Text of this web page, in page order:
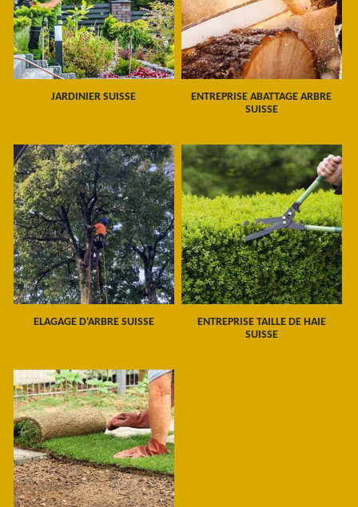
JARDINIER SUISSE
ENTREPRISE ABATTAGE ARBRE
SUISSE
ELAGAGE D'ARBRE SUISSE
ENTREPRISE TAILLE DE HAIE
SUISSE